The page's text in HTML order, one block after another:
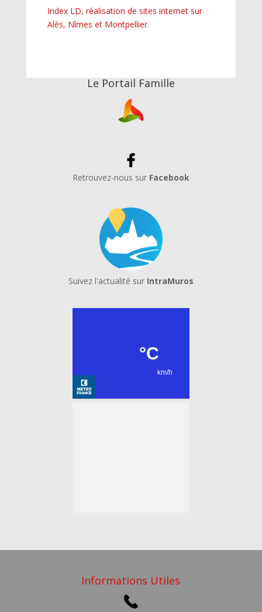
Index LD, réalisation de sites internet sur
Alès, Nîmes et Montpellier.
Le Portail Famille
Retrouvez-nous sur Facebook
Suivez l'actualité sur IntraMuros
Informations Utiles